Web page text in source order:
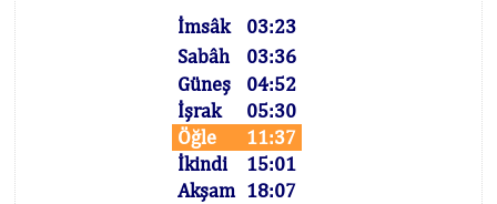
İmsâk
03:23
Sabâh
03:36
Güneş
04:52
İşrak
05:30
Öğle
11:37
İkindi
15:01
Akşam 18:07